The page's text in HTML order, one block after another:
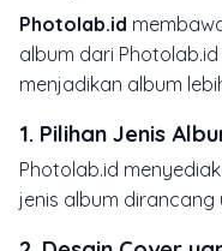
Photolab.id
album dari
menjadikan album
1. Pilihan Jenis
Photolab.id
jenis album